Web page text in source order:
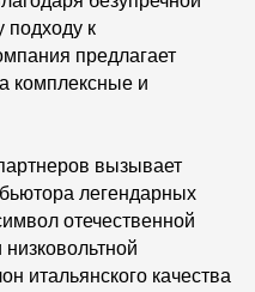
подходу к
предлагает
комплексные и
вызывает
легендарных
отечественной
итальянского качества